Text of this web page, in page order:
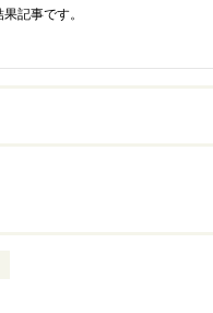
記事です。